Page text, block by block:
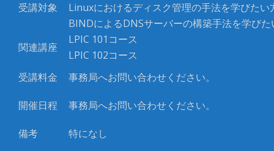
受講対象
Linuxにおけるディスク管理の手法を学びたい
BINDによるDNSサーバーの構築手法を学びた
関連講座
LPIC 101コース
LPIC 102コース
受講料金
事務局へお問い合わせください。
開催日程 事務局へお問い合わせください。
備考 特になし